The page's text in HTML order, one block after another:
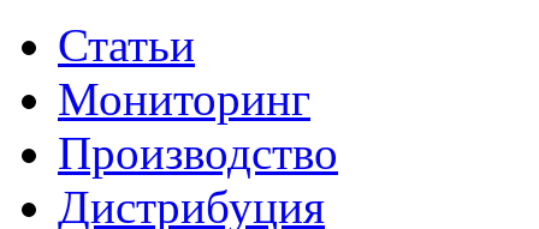
Статьи
Мониторинг
Производство
Дистрибуция